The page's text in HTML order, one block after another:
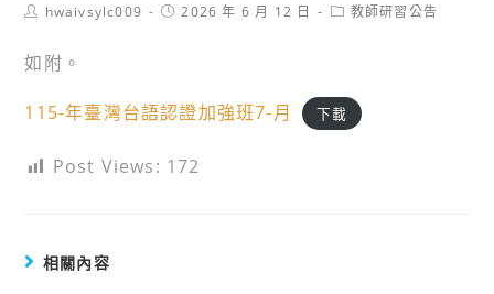
Posthwaivsylc009
Post2026 年 6 月 12 日
Post教師研習公告
如附。
115-年臺灣台語認證加強班7-月 下載
Post Views: 172
相關內容